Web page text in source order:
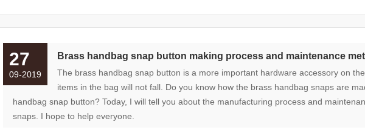
27
09-2019
Brass handbag snap button making process and maintenance
The brass handbag snap button is a more important hardware accessory on
items in the bag will not fall. Do you know how the brass handbag snaps are
handbag snap button? Today, I will tell you about the manufacturing process and
snaps. I hope to help everyone.